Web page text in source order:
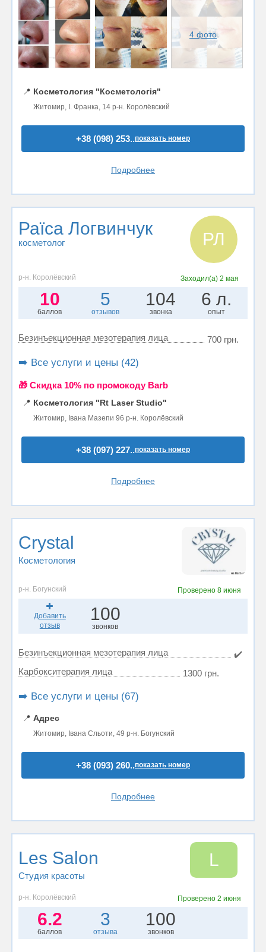
4 фото
📍 Косметология "Косметологія"
Житомир, І. Франка, 14 р-н. Королёвский
+38 (098) 253..показать номер
Подробнее
Раїса Логвинчук
косметолог РЛ
р-н. Королёвский Заходил(а) 2 мая
10
баллов
5
отзывов
104
звонка
6 л.
опыт
Безинъекционная мезотерапия лица 700 грн.
➡️ Все услуги и цены (42)
🎁 Cкидка 10% по промокоду Barb
📍 Косметология "Rt Laser Studio"
Житомир, Івана Мазепи 96 р-н. Королёвский
+38 (097) 227..показать номер
Подробнее
Crystal
Косметология
р-н. Богунский Проверено8 июня
Добавить
отзыв
100
звонков
Безинъекционная мезотерапия лица
✔️
Карбокситерапия лица
1300 грн.
➡️ Все услуги и цены (67)
📍 Адрес
Житомир, Івана Сльоти, 49 р-н. Богунский
+38 (093) 260..показать номер
Подробнее
Les Salon
Студия красоты
L
р-н. Королёвский Проверено2 июня
6.2
баллов
3
отзыва
100
звонков